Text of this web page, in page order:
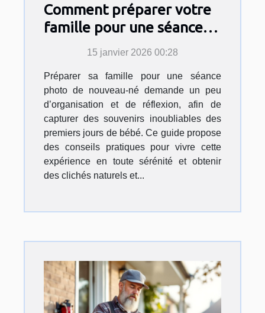
Comment préparer votre
famille pour une séance
photo de nouveau-né?
15 janvier 2026 00:28
Préparer sa famille pour une séance
photo de nouveau-né demande un peu
d’organisation et de réflexion, afin de
capturer des souvenirs inoubliables des
premiers jours de bébé. Ce guide propose
des conseils pratiques pour vivre cette
expérience en toute sérénité et obtenir
des clichés naturels et...